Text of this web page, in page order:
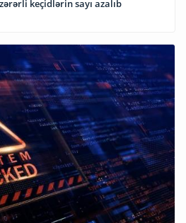
keçidlərin sayı azalıb